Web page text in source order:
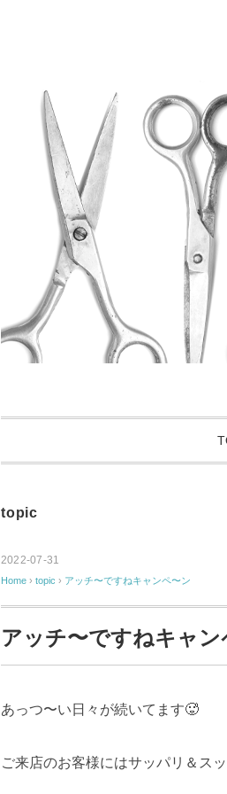
topic
2022-07-31
Home › topic › アッチ〜ですねキャンペ〜ン
アッチ〜ですねキャン
あっつ〜い日々が続いてます🥵
ご来店のお客様にはサッパリ＆ス